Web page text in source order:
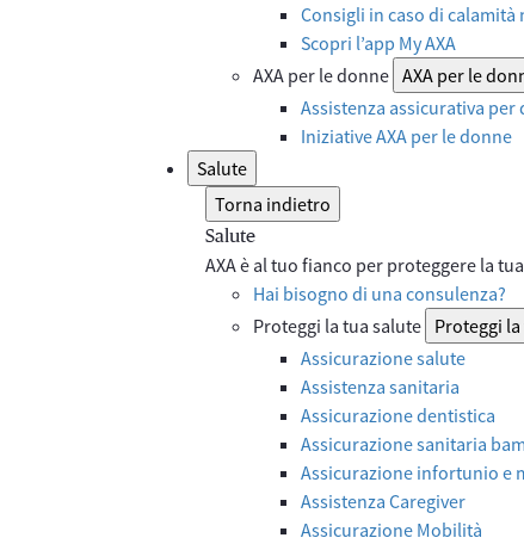
Consigli in caso di calamità
Scopri l’app My AXA
AXA per le donne AXA per le
Assistenza assicurativa
Iniziative AXA per le donne
Salute
Torna indietro
Salute
AXA è al tuo fianco per proteggere la
Hai bisogno di una consulenza?
Proteggi la tua salute Proteggi
Assicurazione salute
Assistenza sanitaria
Assicurazione dentistica
Assicurazione sanitaria
Assicurazione infortunio e
Assistenza Caregiver
Assicurazione Mobilità